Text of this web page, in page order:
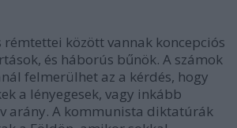
között vannak koncepciós
és háborús bűnök. A számok
felmerülhet az a kérdés, hogy
a lényegesek, vagy inkább
arány. A kommunista diktatúrák